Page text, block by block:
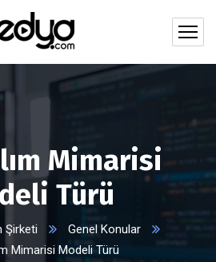
Mimarisi
Türü
Şirketi
Genel Konular
Mimarisi Modeli Türü